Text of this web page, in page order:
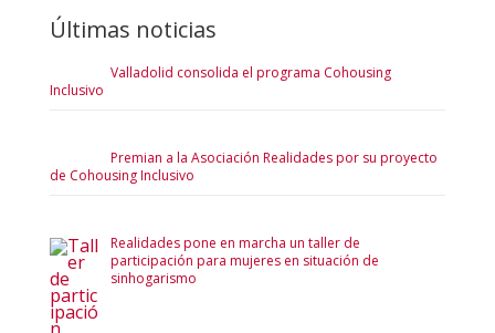
Últimas noticias
Valladolid consolida el programa Cohousing
Inclusivo
Premian a la Asociación Realidades por su proyecto
de Cohousing Inclusivo
Realidades pone en marcha un taller de
participación para mujeres en situación de
sinhogarismo